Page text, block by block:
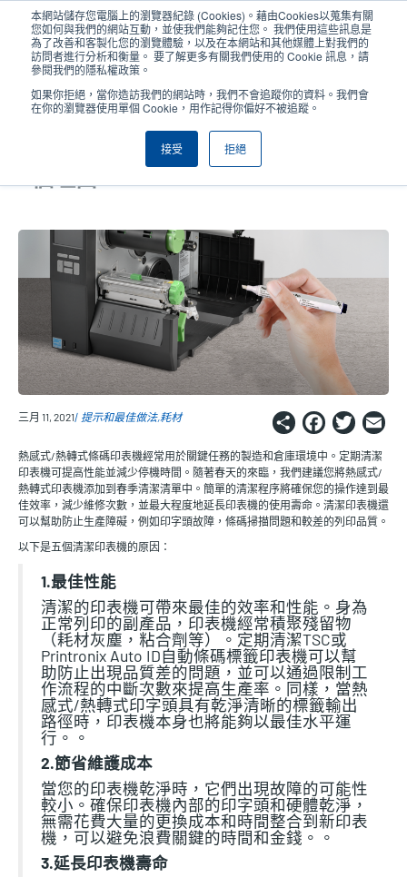
本網站儲存您電腦上的瀏覽器紀錄 (Cookies)。藉由Cookies以蒐集有關
您如何與我們的網站互動，並使我們能夠記住您。 我們使用這些訊息是
為了改善和客製化您的瀏覽體驗，以及在本網站和其他媒體上對我們的
訪問者進行分析和衡量。 要了解更多有關我們使用的 Cookie 訊息，請
參閱我們的隱私權政策。
如果你拒絕，當你造訪我們的網站時，我們不會追蹤你的資料。我們會
在你的瀏覽器使用單個 Cookie，用作記得你偏好不被追蹤。
接受 拒絕
User
menu
User
Header
今年春季清潔熱感式/熱轉式印表機的
5個理由
三月 11, 2021 提示和最佳做法 耗材 Share
熱感式/熱轉式條碼印表機經常用於關鍵任務的製造和倉庫環境中。定期清潔
印表機可提高性能並減少停機時間。隨著春天的來臨，我們建議您將熱感式/
熱轉式印表機添加到春季清潔清單中。簡單的清潔程序將確保您的操作達到最
佳效率，減少維修次數，並最大程度地延長印表機的使用壽命。清潔印表機還
可以幫助防止生產障礙，例如印字頭故障，條碼掃描問題和較差的列印品質。
以下是五個清潔印表機的原因：
1.最佳性能
清潔的印表機可帶來最佳的效率和性能。身為
正常列印的副產品，印表機經常積聚殘留物
（耗材灰塵，粘合劑等）。定期清潔TSC或
Printronix Auto ID自動條碼標籤印表機可以幫
助防止出現品質差的問題，並可以通過限制工
作流程的中斷次數來提高生產率。同樣，當熱
感式/熱轉式印字頭具有乾淨清晰的標籤輸出
路徑時，印表機本身也將能夠以最佳水平運
行。。
2.節省維護成本
當您的印表機乾淨時，它們出現故障的可能性
較小。確保印表機內部的印字頭和硬體乾淨，
無需花費大量的更換成本和時間整合到新印表
機，可以避免浪費關鍵的時間和金錢。。
3.延長印表機壽命